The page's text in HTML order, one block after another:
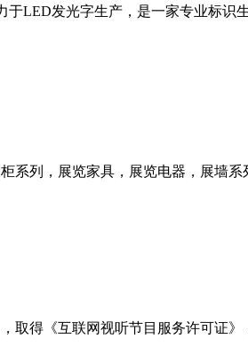
于LED发光字生产，是一家专业标
系列，展览家具，展览电器，展墙系
得《互联网视听节目服务许可证